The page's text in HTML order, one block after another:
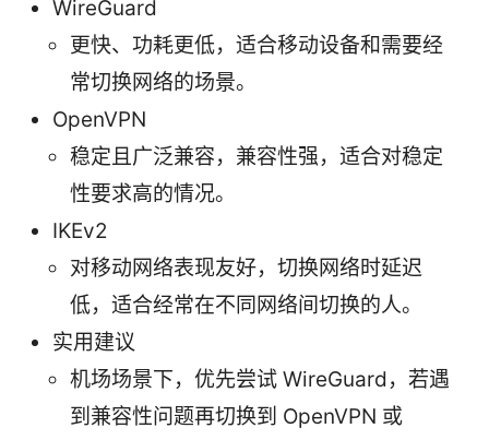
WireGuard
更快、功耗更低，适合移动设备和需要经
常切换网络的场景。
OpenVPN
稳定且广泛兼容，兼容性强，适合对稳定
性要求高的情况。
IKEv2
对移动网络表现友好，切换网络时延迟
低，适合经常在不同网络间切换的人。
实用建议
机场场景下，优先尝试 WireGuard，若遇
到兼容性问题再切换到 OpenVPN 或